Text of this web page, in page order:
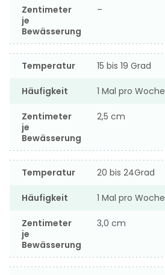
Zentimeter
je
Bewässerung
–
Temperatur 15 bis 19 Grad
Häufigkeit 1 Mal pro Woche
Zentimeter
je
Bewässerung
2,5 cm
Temperatur 20 bis 24Grad
Häufigkeit 1 Mal pro Woche
Zentimeter
je
Bewässerung
3,0 cm